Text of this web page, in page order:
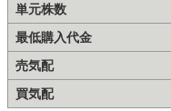
単元株数
最低購入代金
売気配
買気配